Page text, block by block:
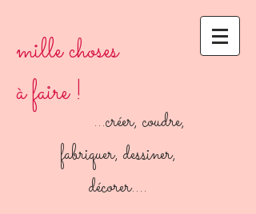
mille choses
à faire !
...créer, coudre,
fabriquer, dessiner,
décorer....